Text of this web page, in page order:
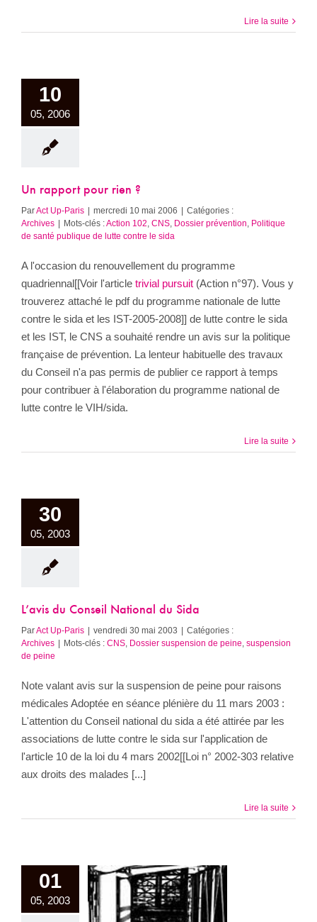
Lire la suite
10
05, 2006
Un rapport pour rien ?
ParAct Up-Paris mercredi 10 mai 2006
Catégories :
Archives
Mots-clés :Action 102, CNS, Dossier prévention, Politique
de santé publique de lutte contre le sida
A l'occasion du renouvellement du programme
quadriennal[[Voir l'article trivial pursuit (Action n°97). Vous y
trouverez attaché le pdf du programme nationale de lutte
contre le sida et les IST-2005-2008]] de lutte contre le sida
et les IST, le CNS a souhaité rendre un avis sur la politique
française de prévention. La lenteur habituelle des travaux
du Conseil n'a pas permis de publier ce rapport à temps
pour contribuer à l'élaboration du programme national de
lutte contre le VIH/sida.
Lire la suite
30
05, 2003
L’avis du Conseil National du Sida
ParAct Up-Paris vendredi 30 mai 2003
Catégories :
Archives
Mots-clés : CNS, Dossier suspension de peine, suspension
de peine
Note valant avis sur la suspension de peine pour raisons
médicales Adoptée en séance plénière du 11 mars 2003 :
L'attention du Conseil national du sida a été attirée par les
associations de lutte contre le sida sur l'application de
l'article 10 de la loi du 4 mars 2002[[Loi n° 2002-303 relative
aux droits des malades [...]
Lire la suite
01
05, 2003